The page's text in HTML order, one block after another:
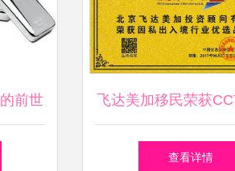
前世 飞达美加移民荣获
出入境行业优选品牌
查看详情